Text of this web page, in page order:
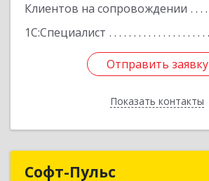
Клиентов на сопровождении
1С:Специалист
Отправить заявку
Показать контакты
Отправить заявку
Назад
Софт-Пульс